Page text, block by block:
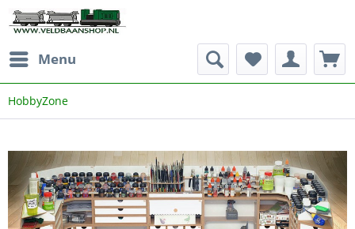
Menu
HobbyZone